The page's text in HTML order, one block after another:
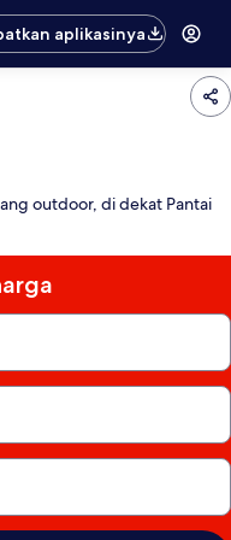
aplikasinya
outdoor, di dekat Pantai